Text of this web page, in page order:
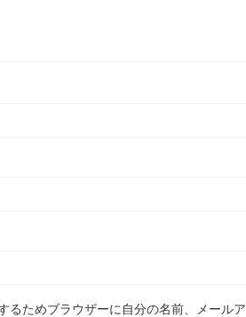
るためブラウザーに自分の名前、メール